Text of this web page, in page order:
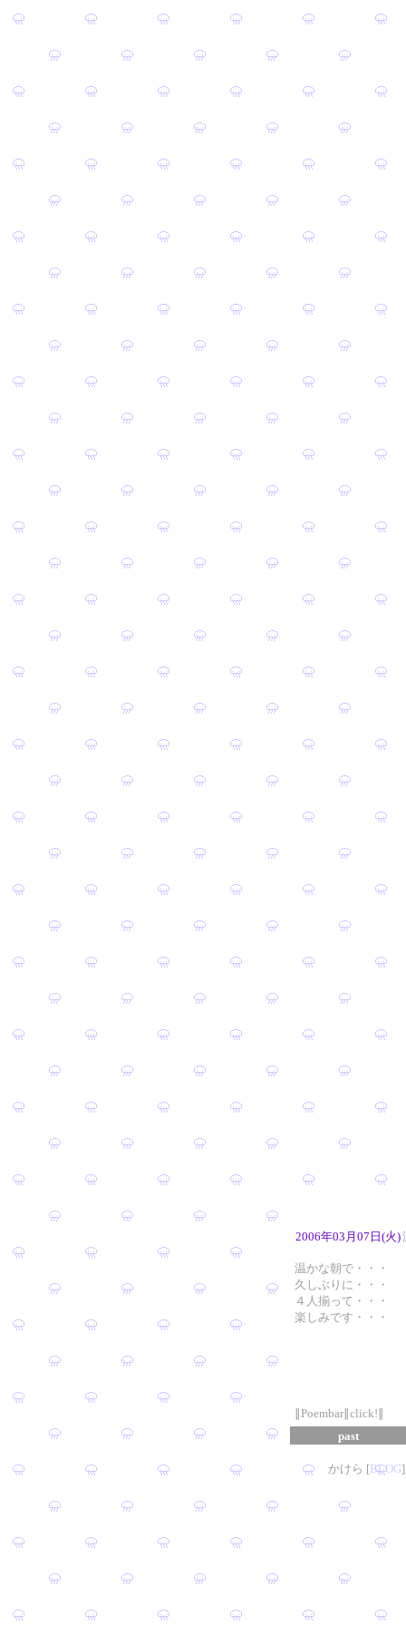
2006年03月07日(火)
温かな朝で・・・
久しぶりに・・・
４人揃って・・・
楽しみです・・・
∥Poembar∥click!∥
past
かけら [BLOG